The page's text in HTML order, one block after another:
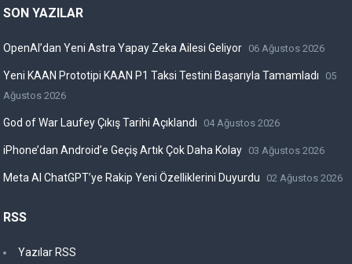
SON YAZILAR
OpenAI’dan Yeni Astra Yapay Zeka Ailesi Geliyor 06 Ağustos 2026
Yeni KAAN Prototipi KAAN P1 Taksi Testini Başarıyla Tamamladı
05
Ağustos 2026
God of War Laufey Çıkış Tarihi Açıklandı 04 Ağustos 2026
iPhone’dan Android’e Geçiş Artık Çok Daha Kolay 03 Ağustos 2026
Meta AI ChatGPT’ye Rakip Yeni Özelliklerini Duyurdu 02 Ağustos 2026
RSS
Yazılar RSS